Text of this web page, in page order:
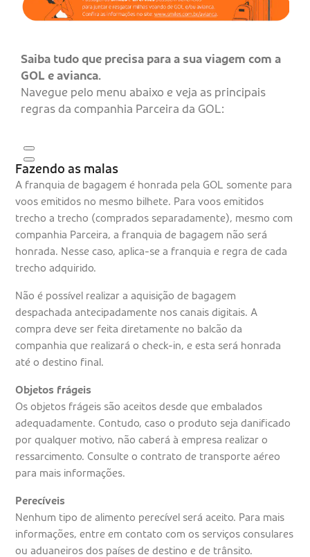
Saiba tudo que precisa para a sua viagem com a
GOL e avianca.
Navegue pelo menu abaixo e veja as principais
regras da companhia Parceira da GOL:
Fazendo as malas
A franquia de bagagem é honrada pela GOL somente para
voos emitidos no mesmo bilhete. Para voos emitidos
trecho a trecho (comprados separadamente), mesmo com
companhia Parceira, a franquia de bagagem não será
honrada. Nesse caso, aplica-se a franquia e regra de cada
trecho adquirido.
Não é possível realizar a aquisição de bagagem
despachada antecipadamente nos canais digitais. A
compra deve ser feita diretamente no balcão da
companhia que realizará o check-in, e esta será honrada
até o destino final.
Objetos frágeis
Os objetos frágeis são aceitos desde que embalados
adequadamente. Contudo, caso o produto seja danificado
por qualquer motivo, não caberá à empresa realizar o
ressarcimento. Consulte o contrato de transporte aéreo
para mais informações.
Perecíveis
Nenhum tipo de alimento perecível será aceito. Para mais
informações, entre em contato com os serviços consulares
ou aduaneiros dos países de destino e de trânsito.